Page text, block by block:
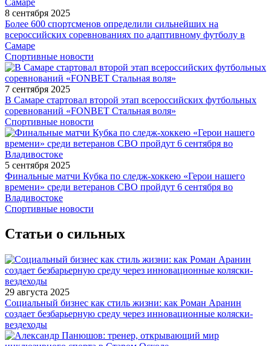
8 сентября 2025
Более 600 спортсменов определили сильнейших на
всероссийских соревнованиях по адаптивному футболу в
Самаре
Спортивные новости
7 сентября 2025
В Самаре стартовал второй этап всероссийских футбольных
соревнований «FONBET Стальная воля»
Спортивные новости
5 сентября 2025
Финальные матчи Кубка по следж-хоккею «Герои нашего
времени» среди ветеранов СВО пройдут 6 сентября во
Владивостоке
Спортивные новости
Статьи о сильных
29 августа 2025
Социальный бизнес как стиль жизни: как Роман Аранин
создает безбарьерную среду через инновационные коляски-
вездеходы